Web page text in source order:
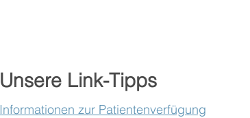
Unsere Link-Tipps
Informationen zur Patientenverfügung